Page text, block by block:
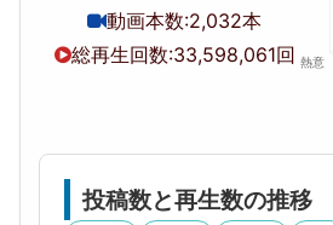
動画本数:2,032本
総再生回数:33,598,061回
投稿数と再生数の推移